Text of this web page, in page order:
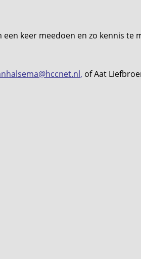
keer meedoen en zo kennis te
, of Aat